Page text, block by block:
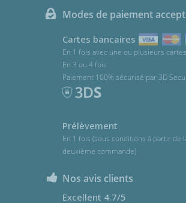
Modes de paiement
Cartes bancaires
En 1 fois avec une ou plusieurs cartes
En 3 ou 4 fois
Paiement 100% sécurisé par 3D
Prélèvement
En 1 fois (sous conditions à partir de
deuxième commande)
Nos avis clients
Excellent 4.7/5